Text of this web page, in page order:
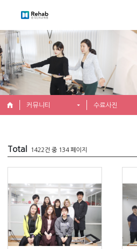
커뮤니티 수료사진
Total 1422건 중 134 페이지